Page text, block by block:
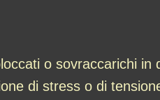
o sovraccarichi in
di stress o di